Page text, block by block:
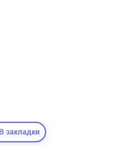
В закладки